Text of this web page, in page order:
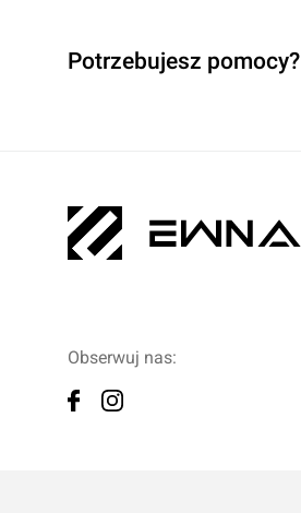
Potrzebujesz pomocy?
Obserwuj nas: